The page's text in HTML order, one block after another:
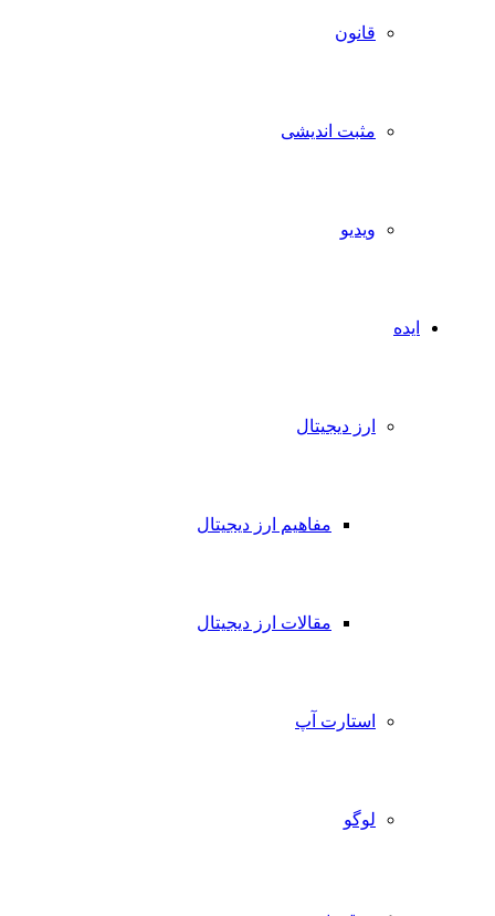
قانون
مثبت اندیشی
ویدیو
ایده
ارز دیجیتال
مفاهیم ارز دیجیتال
مقالات ارز دیجیتال
استارت آپ
لوگو